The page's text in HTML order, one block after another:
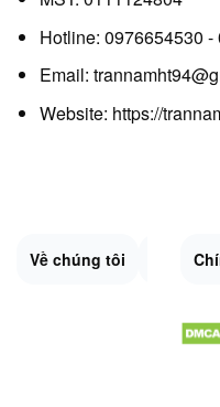
Hotline: 0976654530 -
Email:
Website: https://
Về chúng tôi Liên Hệ